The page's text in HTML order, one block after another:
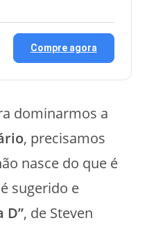
Compre agora
dominarmos a
, precisamos
nasce do que é
sugerido e
D”, de Steven